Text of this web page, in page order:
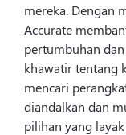
mereka. Dengan
Accurate
pertumbuhan
khawatir tentang
mencari
diandalkan dan
pilihan yang